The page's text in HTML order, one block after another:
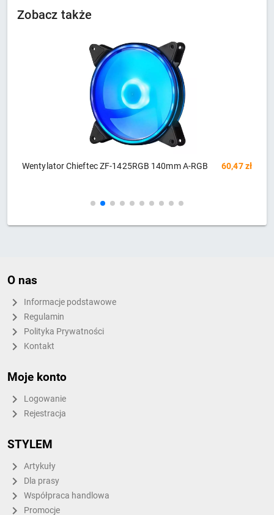
Zobacz także
140mm A-RGB 60,47 zł
Wentylator NOCTUA redux 140mm
O nas
Informacje podstawowe
Regulamin
Polityka Prywatności
Kontakt
Moje konto
Logowanie
Rejestracja
STYLEM
Artykuły
Dla prasy
Współpraca handlowa
Promocje